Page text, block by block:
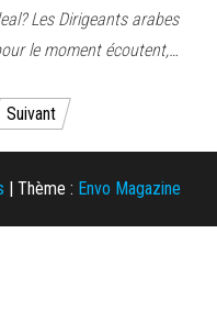
Les Dirigeants arabes
le moment écoutent,…
Suivant
| Thème : Envo Magazine